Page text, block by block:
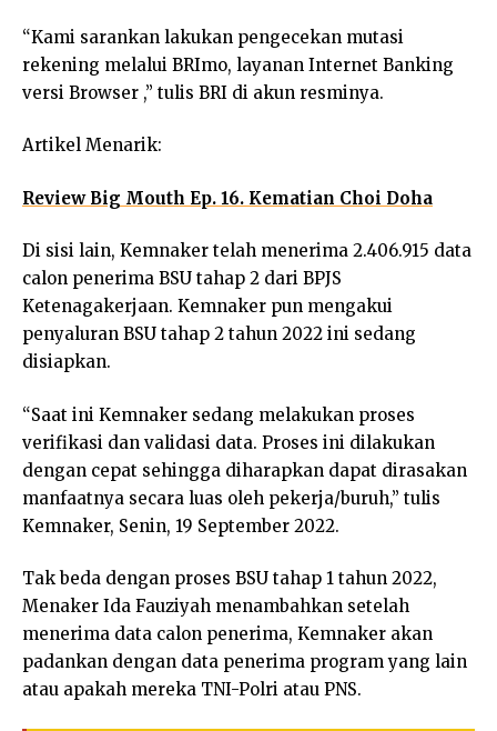
“Kami sarankan lakukan pengecekan mutasi
rekening melalui BRImo, layanan Internet Banking
versi Browser ,” tulis BRI di akun resminya.
Artikel Menarik:
Review Big Mouth Ep. 16. Kematian Choi Doha
Di sisi lain, Kemnaker telah menerima 2.406.915 data
calon penerima BSU tahap 2 dari BPJS
Ketenagakerjaan. Kemnaker pun mengakui
penyaluran BSU tahap 2 tahun 2022 ini sedang
disiapkan.
“Saat ini Kemnaker sedang melakukan proses
verifikasi dan validasi data. Proses ini dilakukan
dengan cepat sehingga diharapkan dapat dirasakan
manfaatnya secara luas oleh pekerja/buruh,” tulis
Kemnaker, Senin, 19 September 2022.
Tak beda dengan proses BSU tahap 1 tahun 2022,
Menaker Ida Fauziyah menambahkan setelah
menerima data calon penerima, Kemnaker akan
padankan dengan data penerima program yang lain
atau apakah mereka TNI-Polri atau PNS.